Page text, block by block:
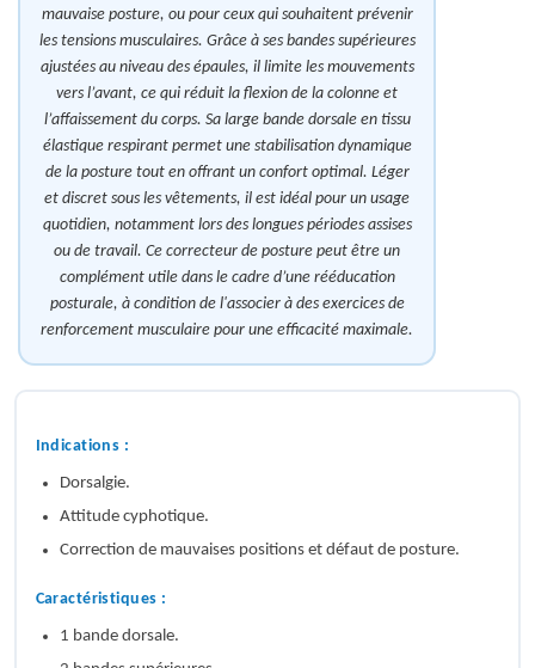
mauvaise posture, ou pour ceux qui souhaitent prévenir
les tensions musculaires. Grâce à ses bandes supérieures
ajustées au niveau des épaules, il limite les mouvements
vers l’avant, ce qui réduit la flexion de la colonne et
l’affaissement du corps. Sa large bande dorsale en tissu
élastique respirant permet une stabilisation dynamique
de la posture tout en offrant un confort optimal. Léger
et discret sous les vêtements, il est idéal pour un usage
quotidien, notamment lors des longues périodes assises
ou de travail. Ce correcteur de posture peut être un
complément utile dans le cadre d’une rééducation
posturale, à condition de l'associer à des exercices de
renforcement musculaire pour une efficacité maximale.
Indications :
Dorsalgie.
Attitude cyphotique.
Correction de mauvaises positions et défaut de posture.
Caractéristiques :
1 bande dorsale.